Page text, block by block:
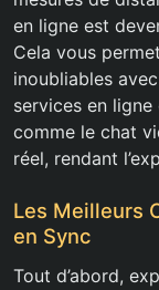
en ligne est
Cela vous
inoubliables
services en
comme le chat
réel, rendant
Les Meilleurs
en Sync
Tout d’abord,